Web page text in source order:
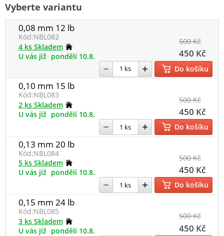
Vyberte variantu
0,08 mm 12 lb
Kód:NBL082 500 Kč
450 Kč
4 ks Skladem
U vás již pondělí 10.8.
Do košíku
0,10 mm 15 lb
Kód:NBL083 500 Kč
450 Kč
2 ks Skladem
U vás již pondělí 10.8.
Do košíku
0,13 mm 20 lb
Kód:NBL084 500 Kč
450 Kč
5 ks Skladem
U vás již pondělí 10.8.
Do košíku
0,15 mm 24 lb
Kód:NBL085 500 Kč
450 Kč
3 ks Skladem
U vás již pondělí 10.8.